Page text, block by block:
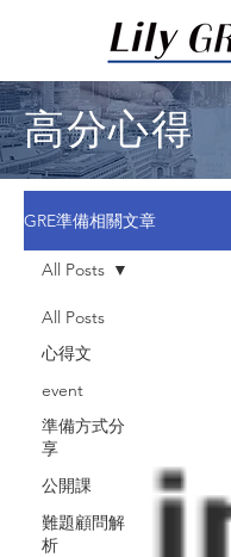
高分心得
GRE準備相關文章
All Posts
心得文
event
準備方式分
享
公開課
難題顧問解
析
All Posts